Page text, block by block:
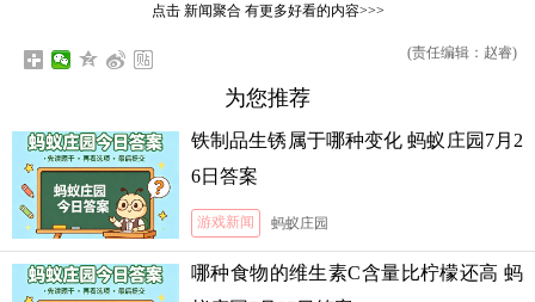
点击 新闻聚合有更多好看的内容>>>
(责任编辑：赵睿)
为您推荐
铁制品生锈属于哪种变化 蚂蚁庄园7月2
6日答案
游戏新闻 蚂蚁庄园
哪种食物的维生素C含量比柠檬还高 蚂